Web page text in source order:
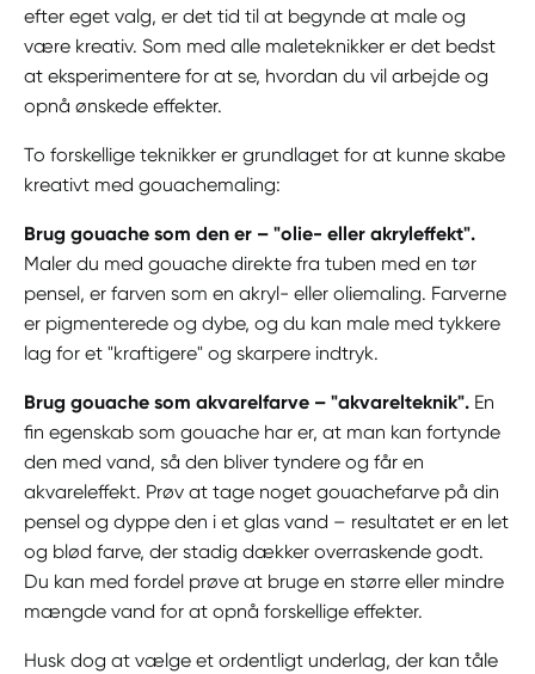
efter eget valg, er det tid til at begynde at male og
være kreativ. Som med alle maleteknikker er det bedst
at eksperimentere for at se, hvordan du vil arbejde og
opnå ønskede effekter.
To forskellige teknikker er grundlaget for at kunne skabe
kreativt med gouachemaling:
Brug gouache som den er – "olie- eller akryleffekt".
Maler du med gouache direkte fra tuben med en tør
pensel, er farven som en akryl- eller oliemaling. Farverne
er pigmenterede og dybe, og du kan male med tykkere
lag for et "kraftigere" og skarpere indtryk.
Brug gouache som akvarelfarve – "akvarelteknik". En
fin egenskab som gouache har er, at man kan fortynde
den med vand, så den bliver tyndere og får en
akvareleffekt. Prøv at tage noget gouachefarve på din
pensel og dyppe den i et glas vand – resultatet er en let
og blød farve, der stadig dækker overraskende godt.
Du kan med fordel prøve at bruge en større eller mindre
mængde vand for at opnå forskellige effekter.
Husk dog at vælge et ordentligt underlag, der kan tåle